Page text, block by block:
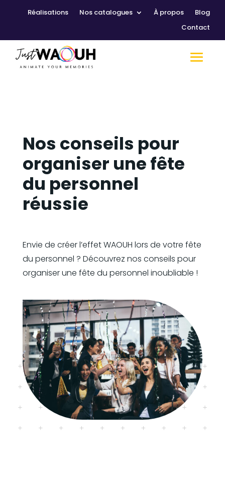
Réalisations Nos catalogues À propos
Blog
Contact
Nos conseils pour
organiser une fête
du personnel
réussie
Envie de créer l’effet WAOUH lors de votre fête
du personnel ? Découvrez nos conseils pour
organiser une fête du personnel inoubliable !